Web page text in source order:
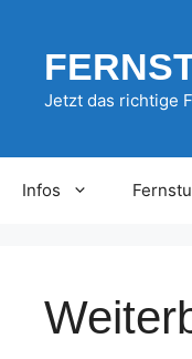
springen
Jetzt das richtige
Infos